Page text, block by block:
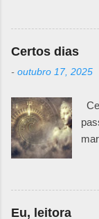
ser
Certos dias
- outubro 17, 2025
da
Eu, leitora